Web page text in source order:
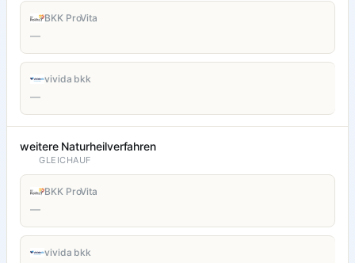
BKK ProVita
—
vivida bkk
—
weitere Naturheilverfahren
GLEICHAUF
BKK ProVita
—
vivida bkk